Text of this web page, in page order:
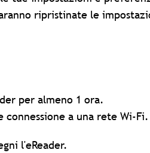
ripristinate le
per almeno 1 ora.
connessione a una rete Wi-Fi.
l'eReader.